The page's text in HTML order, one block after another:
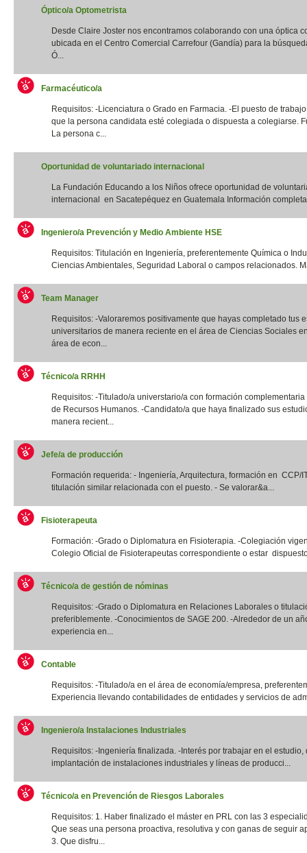
Óptico/a Optometrista
Desde Claire Joster nos encontramos colaborando con una óptica
ubicada en el Centro Comercial Carrefour (Gandía) para la
Ó...
Farmacéutico/a
Requisitos: -Licenciatura o Grado en Farmacia. -El puesto de
que la persona candidata esté colegiada o dispuesta a colegiarse.
La persona c...
Oportunidad de voluntariado internacional
La Fundación Educando a los Niños ofrece oportunidad de
internacional en Sacatepéquez en Guatemala Información
Ingeniero/a Prevención y Medio Ambiente HSE
Requisitos: Titulación en Ingeniería, preferentemente Química o
Ciencias Ambientales, Seguridad Laboral o campos relacionados.
Team Manager
Requisitos: -Valoraremos positivamente que hayas completado tus
universitarios de manera reciente en el área de Ciencias Sociales
área de econ...
Técnico/a RRHH
Requisitos: -Titulado/a universtario/a con formación
de Recursos Humanos. -Candidato/a que haya finalizado sus
manera recient...
Jefe/a de producción
Formación requerida: - Ingeniería, Arquitectura, formación en CCP/
titulación similar relacionada con el puesto. - Se valorar&a...
Fisioterapeuta
Formación: -Grado o Diplomatura en Fisioterapia. -Colegiación
Colegio Oficial de Fisioterapeutas correspondiente o estar
Técnico/a de gestión de nóminas
Requisitos: -Grado o Diplomatura en Relaciones Laborales o
preferiblemente. -Conocimientos de SAGE 200. -Alrededor de un
experiencia en...
Contable
Requisitos: -Titulado/a en el área de economía/empresa,
Experiencia llevando contabilidades de entidades y servicios de
Ingeniero/a Instalaciones Industriales
Requisitos: -Ingeniería finalizada. -Interés por trabajar en el estudio,
implantación de instalaciones industriales y líneas de producci...
Técnico/a en Prevención de Riesgos Laborales
Requisitos: 1. Haber finalizado el máster en PRL con las 3
Que seas una persona proactiva, resolutiva y con ganas de seguir
3. Que disfru...